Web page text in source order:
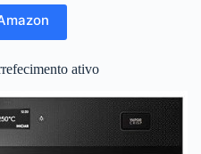
ativo